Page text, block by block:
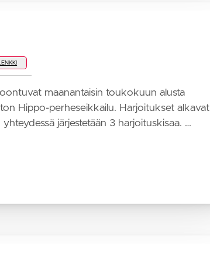
maanantaisin toukokuun alusta
Hippo-perheseikkailu. Harjoitukset alkavat
järjestetään 3 harjoituskisaa. …